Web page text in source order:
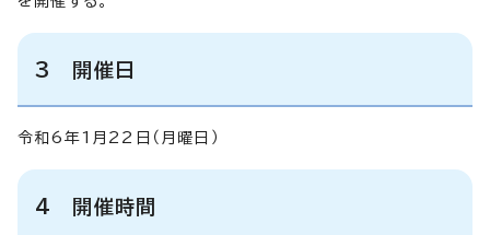
3 開催日
令和6年1月22日（月曜日）
4 開催時間